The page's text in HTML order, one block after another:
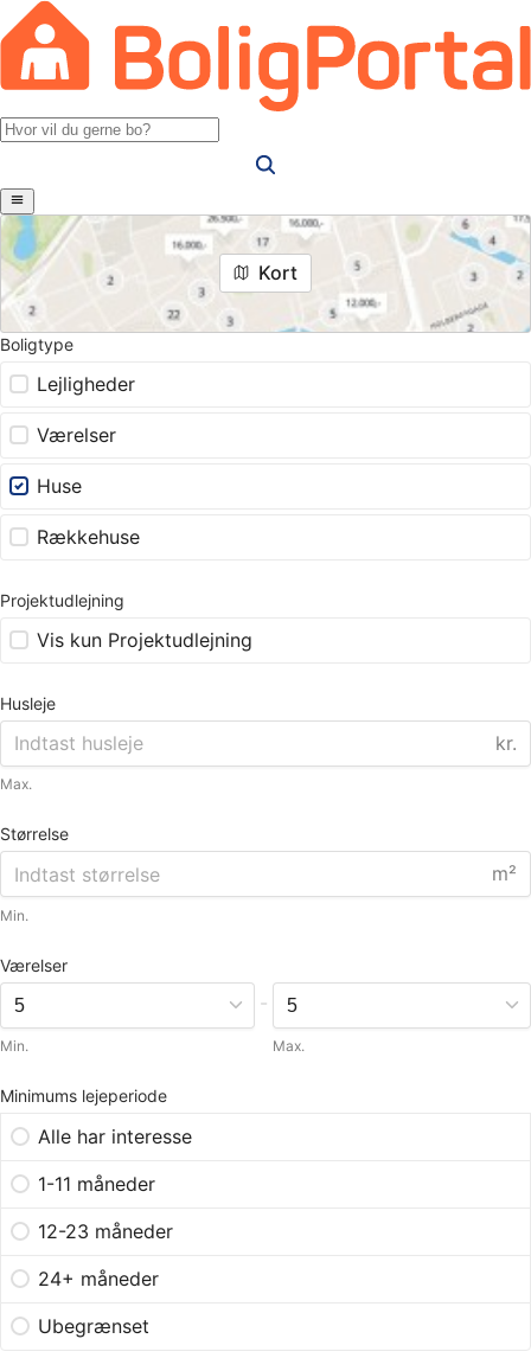
Kort
Boligtype
Lejligheder
Værelser
Huse
Rækkehuse
Projektudlejning
Vis kun Projektudlejning
Husleje
kr.
Max.
Størrelse
m²
Min.
Værelser
Min.
-
Max.
Minimums lejeperiode
Alle har interesse
1-11 måneder
12-23 måneder
24+ måneder
Ubegrænset